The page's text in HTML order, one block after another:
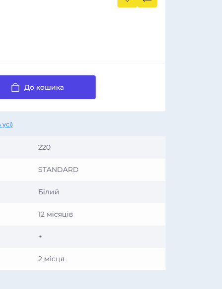
До кошика
220
STANDARD
Білий
12 місяців
+
2 місця